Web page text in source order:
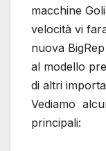
macchine
velocità vi
nuova
al modello
di altri
Vediamo
principali: